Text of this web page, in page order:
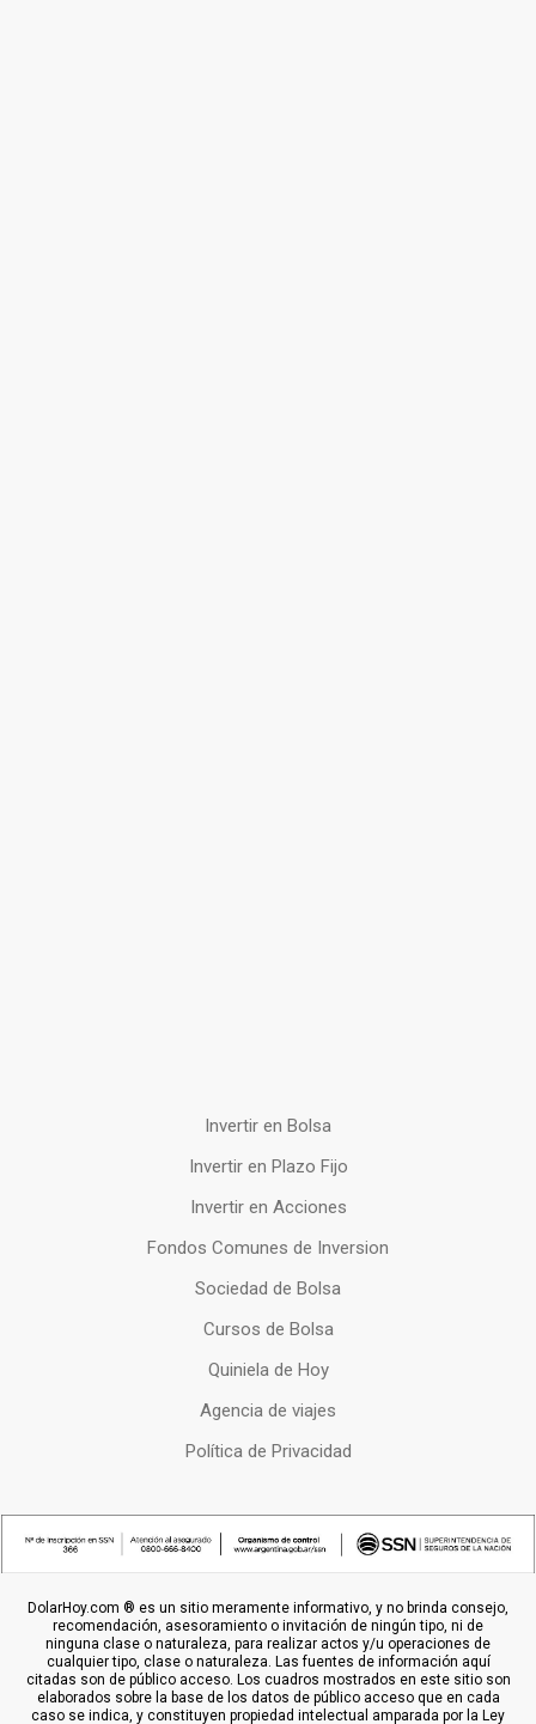
Invertir en Bolsa
Invertir en Plazo Fijo
Invertir en Acciones
Fondos Comunes de Inversion
Sociedad de Bolsa
Cursos de Bolsa
Quiniela de Hoy
Agencia de viajes
Política de Privacidad
DolarHoy.com ® es un sitio meramente informativo, y no brinda consejo,
recomendación, asesoramiento o invitación de ningún tipo, ni de
ninguna clase o naturaleza, para realizar actos y/u operaciones de
cualquier tipo, clase o naturaleza. Las fuentes de información aquí
citadas son de público acceso. Los cuadros mostrados en este sitio son
elaborados sobre la base de los datos de público acceso que en cada
caso se indica, y constituyen propiedad intelectual amparada por la Ley